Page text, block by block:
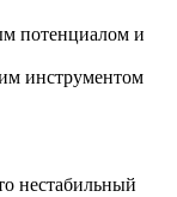
потенциалом и
инструментом
нестабильный